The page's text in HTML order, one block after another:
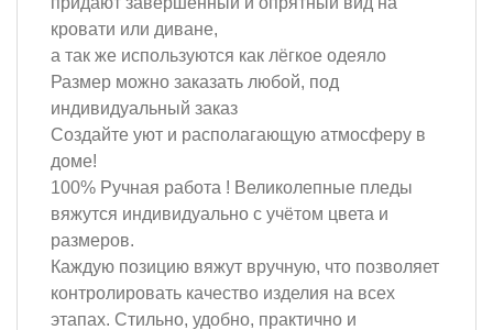
кровати или диване,
а так же используются как лёгкое одеяло
Размер можно заказать любой, под
индивидуальный заказ
Создайте уют и располагающую атмосферу в
доме!
100% Ручная работа ! Великолепные пледы
вяжутся индивидуально с учётом цвета и
размеров.
Каждую позицию вяжут вручную, что позволяет
контролировать качество изделия на всех
этапах. Стильно, удобно, практично и